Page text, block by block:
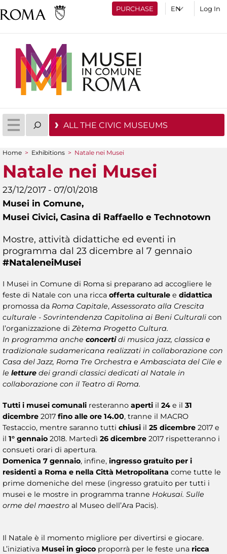
PURCHASE Log In
ALL THE CIVIC MUSEUMS
You are here
Home > Exhibitions > Natale nei Musei
Natale nei Musei
23/12/2017 - 07/01/2018
Musei in Comune,
Musei Civici, Casina di Raffaello e Technotown
Mostre, attività didattiche ed eventi in
programma dal 23 dicembre al 7 gennaio
#NataleneiMusei​
I Musei in Comune di Roma si preparano ad accogliere le
feste di Natale con una ricca offerta culturale e didattica
promossa da Roma Capitale,Assessorato alla Crescita
culturale - Sovrintendenza Capitolina ai Beni Culturali con
l’organizzazione di Zètema Progetto Cultura.
In programma anche concertidi musica jazz, classica e
tradizionale sudamericana realizzati in collaborazione con
Casa del Jazz, Roma Tre Orchestra e Ambasciata del Cile e
le letture dei grandi classici dedicati al Natale in
collaborazione con il Teatro di Roma.
Tutti i musei comunali resteranno aperti il 24 e il 31
dicembre 2017 fino alle ore 14.00, tranne il MACRO
Testaccio, mentre saranno tutti chiusi il 25 dicembre 2017 e
il 1° gennaio 2018. Martedì 26 dicembre 2017 rispetteranno i
consueti orari di apertura.
Domenica 7 gennaio, infine, ingresso gratuito per i
residenti a Roma e nella Città Metropolitana come tutte le
prime domeniche del mese (ingresso gratuito per tutti i
musei e le mostre in programma tranne Hokusai. Sulle
orme del maestro al Museo dell’Ara Pacis).
Il Natale è il momento migliore per divertirsi e giocare.
L’iniziativa Musei in gioco proporrà per le feste una ricca